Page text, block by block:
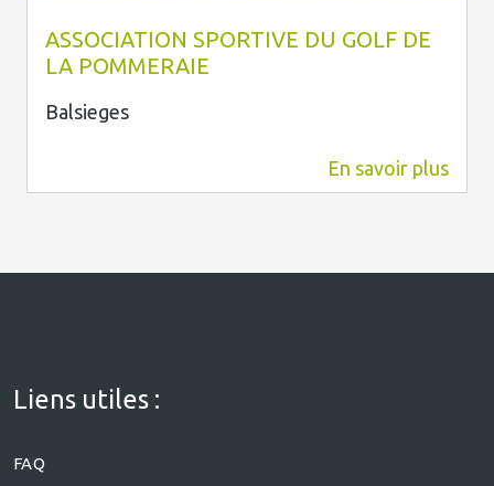
ASSOCIATION SPORTIVE DU GOLF DE
LA POMMERAIE
Balsieges
En savoir plus
Liens utiles :
FAQ